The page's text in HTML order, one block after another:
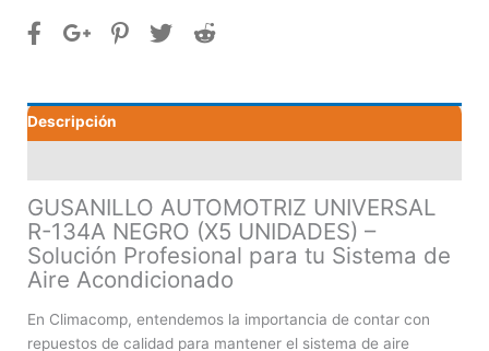
134A
UNIDADES)
cantidad
Descripción
GUSANILLO AUTOMOTRIZ UNIVERSAL
R-134A NEGRO (X5 UNIDADES) –
Solución Profesional para tu Sistema de
Aire Acondicionado
En Climacomp, entendemos la importancia de contar con
repuestos de calidad para mantener el sistema de aire